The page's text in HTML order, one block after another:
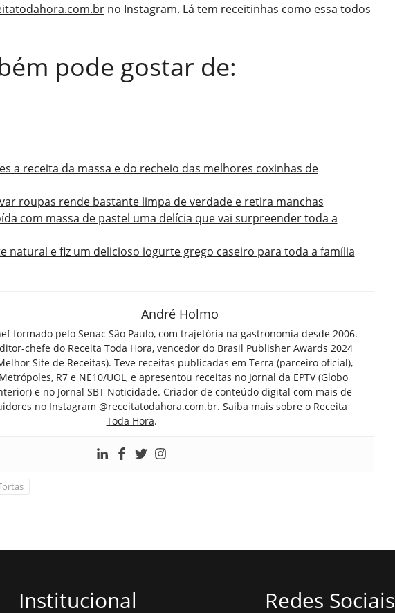
no Instagram. Lá tem receitinhas como essa todos
pode gostar de:
a receita da massa e do recheio das melhores coxinhas de
roupas rende bastante limpa de verdade e retira manchas
com massa de pastel uma delícia que vai surpreender toda a
natural e fiz um delicioso iogurte grego caseiro para toda a família
André Holmo
formado pelo Senac São Paulo, com trajetória na gastronomia desde 2006.
chefe do Receita Toda Hora, vencedor do Brasil Publisher Awards 2024
Site de Receitas). Teve receitas publicadas em Terra (parceiro oficial),
Metrópoles, R7 e NE10/UOL, e apresentou receitas no Jornal da EPTV (Globo
e no Jornal SBT Noticidade. Criador de conteúdo digital com mais de
no Instagram @receitatodahora.com.br. Saiba mais sobre o Receita
Toda Hora.
Institucional Redes Sociais